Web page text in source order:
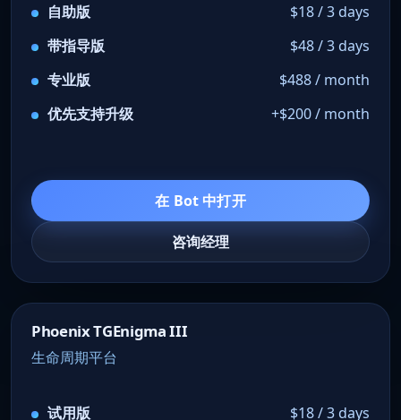
自助版
$18 / 3 days
带指导版
$48 / 3 days
专业版
$488 / month
优先支持升级
+$200 / month
在 Bot 中打开
咨询经理
Phoenix TGEnigma III
生命周期平台
试用版 $18 / 3 days